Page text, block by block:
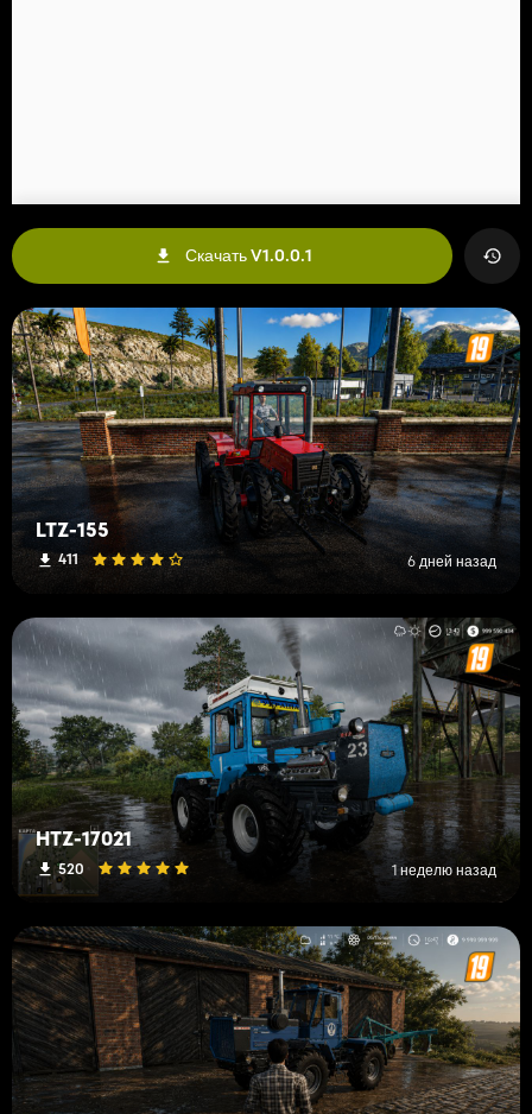
Скачать V1.0.0.1
LTZ-155
411 6 дней назад
HTZ-17021
520 1 неделю назад